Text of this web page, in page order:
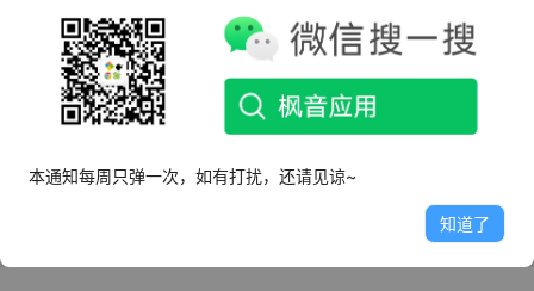
2025年3月18日
本通知每周只弹一次，如有打扰，还请见谅~
知道了